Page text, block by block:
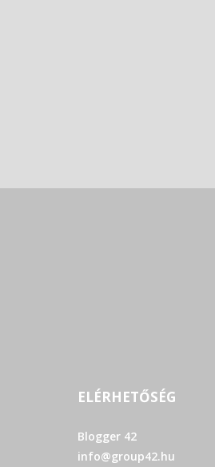
ELÉRHETŐSÉG
Blogger 42
info@group42.hu